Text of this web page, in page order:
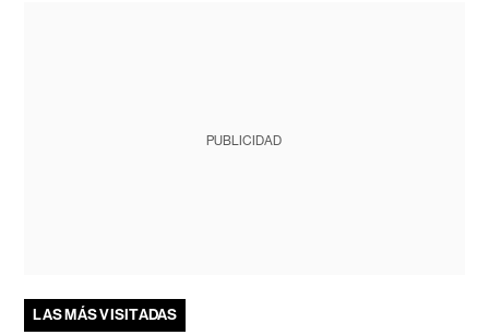
PUBLICIDAD
LAS MÁS VISITADAS